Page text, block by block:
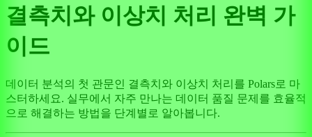
결측치와 이상치 처리 완벽 가
이드
데이터 분석의 첫 관문인 결측치와 이상치 처리를 Polars로 마
스터하세요. 실무에서 자주 만나는 데이터 품질 문제를 효율적
으로 해결하는 방법을 단계별로 알아봅니다.